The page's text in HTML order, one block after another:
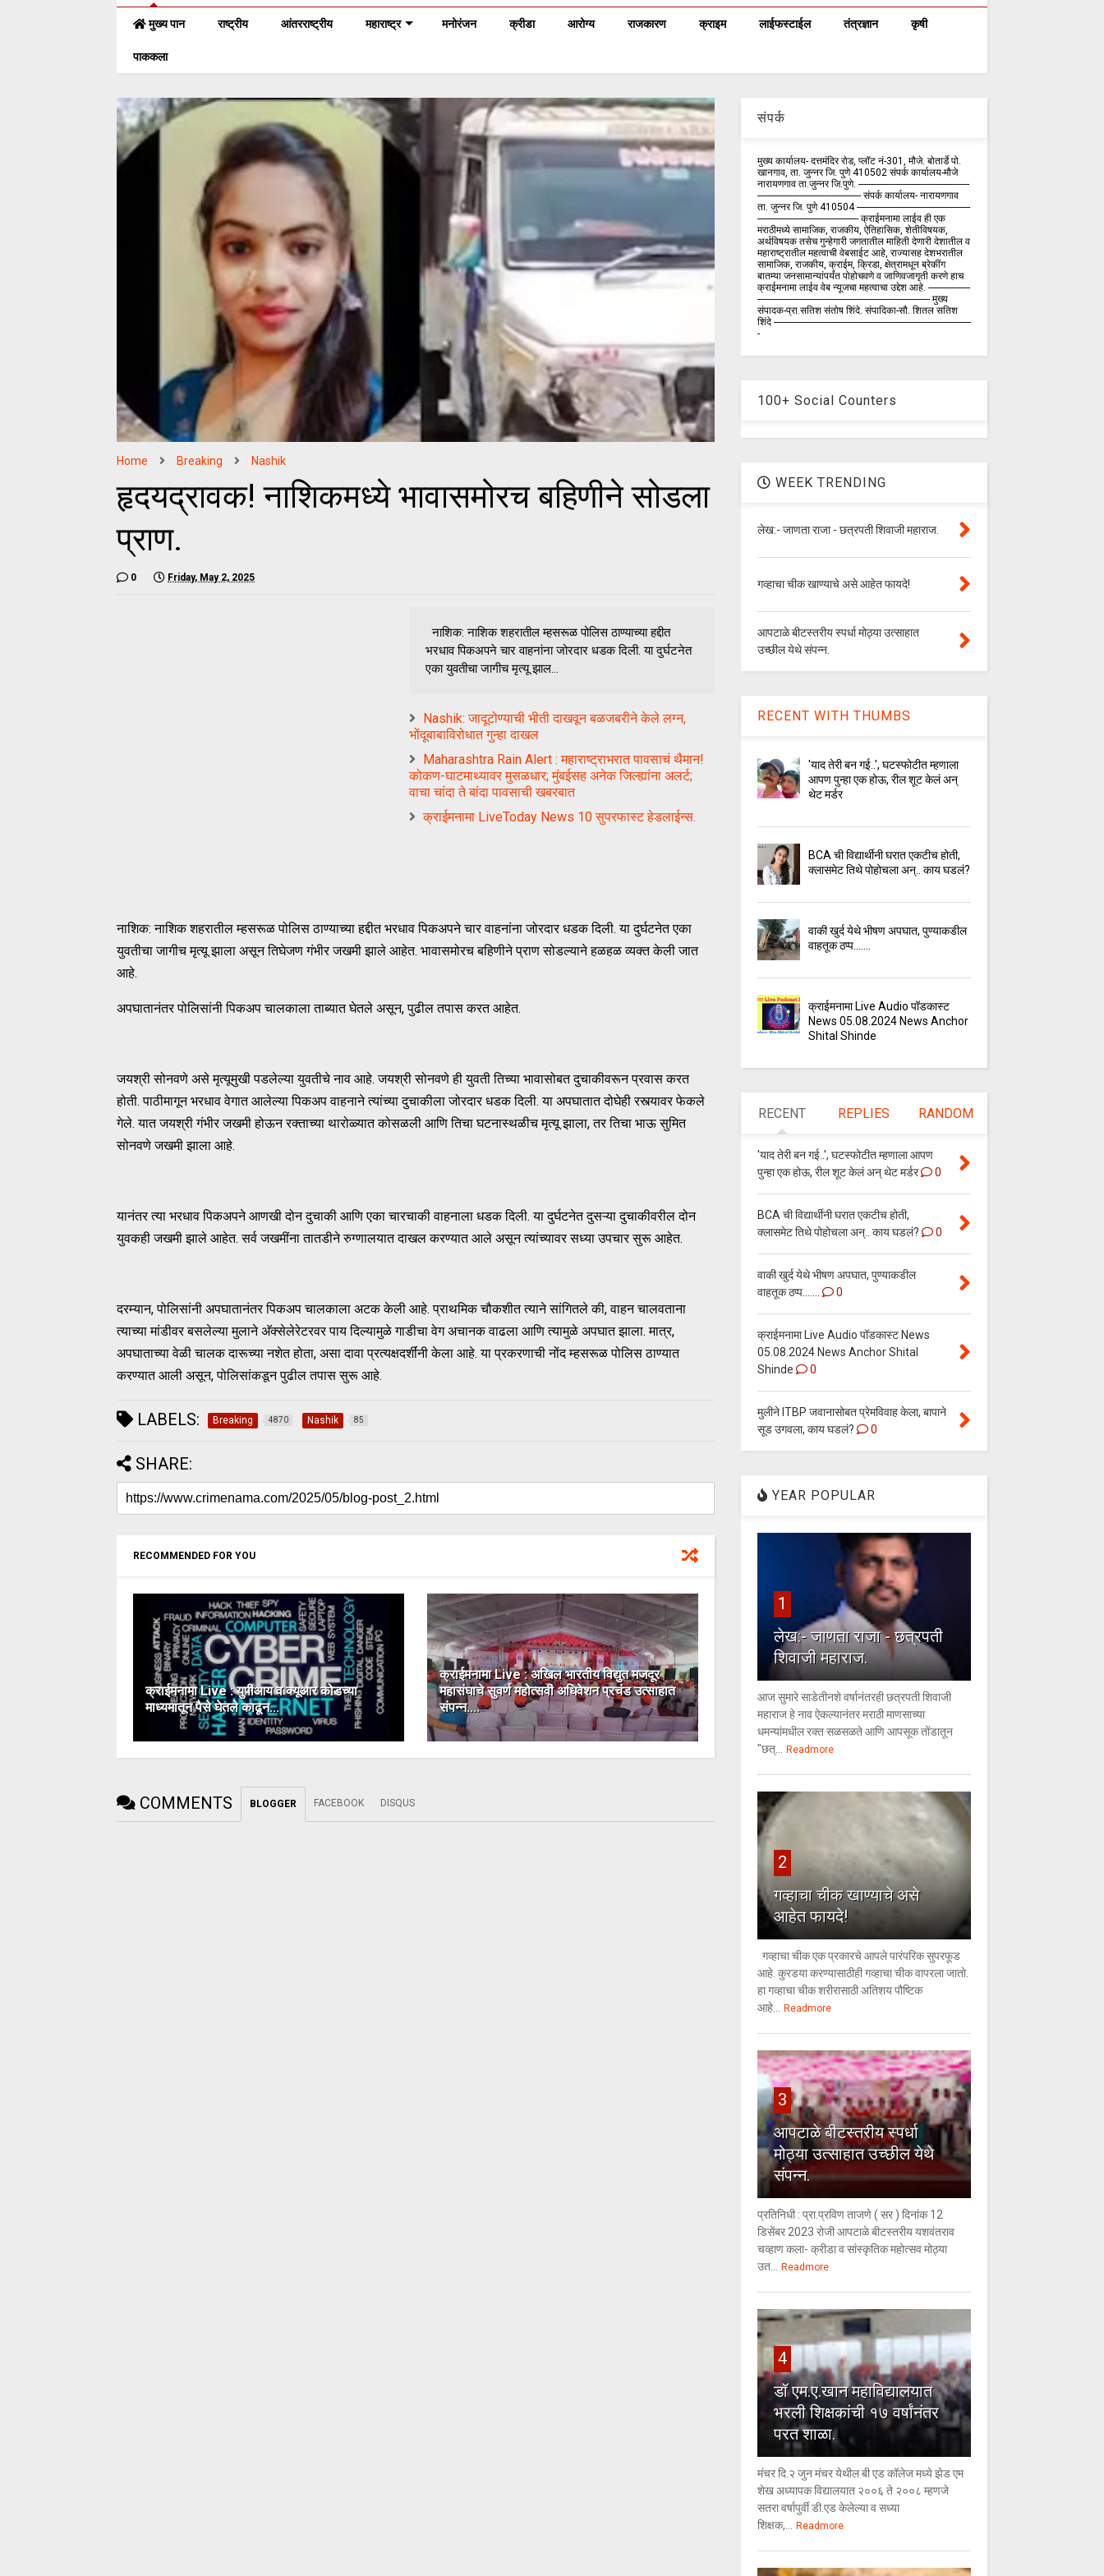
मुख्य पान राष्ट्रीय आंतरराष्ट्रीय महाराष्ट्र मनोरंजन क्रीडा आरोग्य राजकारण क्राइम लाईफस्टाईल तंत्रज्ञान कृषी
पाककला
Home Breaking Nashik
हृदयद्रावक! नाशिकमध्ये भावासमोरच बहिणीने सोडला
प्राण.
0 Friday, May 2, 2025
नाशिक: नाशिक शहरातील म्हसरूळ पोलिस ठाण्याच्या हद्दीत
भरधाव पिकअपने चार वाहनांना जोरदार धडक दिली. या दुर्घटनेत
एका युवतीचा जागीच मृत्यू झाल...
Nashik: जादूटोण्याची भीती दाखवून बळजबरीने केले लग्न,
भोंदूबाबाविरोधात गुन्हा दाखल
Maharashtra Rain Alert : महाराष्ट्राभरात पावसाचं थैमान!
कोकण-घाटमाथ्यावर मुसळधार; मुंबईसह अनेक जिल्ह्यांना अलर्ट;
वाचा चांदा ते बांदा पावसाची खबरबात
क्राईमनामा LiveToday News 10 सुपरफास्ट हेडलाईन्स.
नाशिक: नाशिक शहरातील म्हसरूळ पोलिस ठाण्याच्या हद्दीत भरधाव पिकअपने चार वाहनांना जोरदार धडक दिली. या दुर्घटनेत एका
युवतीचा जागीच मृत्यू झाला असून तिघेजण गंभीर जखमी झाले आहेत. भावासमोरच बहिणीने प्राण सोडल्याने हळहळ व्यक्त केली जात
आहे.
अपघातानंतर पोलिसांनी पिकअप चालकाला ताब्यात घेतले असून, पुढील तपास करत आहेत.
जयश्री सोनवणे असे मृत्यूमुखी पडलेल्या युवतीचे नाव आहे. जयश्री सोनवणे ही युवती तिच्या भावासोबत दुचाकीवरून प्रवास करत
होती. पाठीमागून भरधाव वेगात आलेल्या पिकअप वाहनाने त्यांच्या दुचाकीला जोरदार धडक दिली. या अपघातात दोघेही रस्त्यावर फेकले
गेले. यात जयश्री गंभीर जखमी होऊन रक्ताच्या थारोळ्यात कोसळली आणि तिचा घटनास्थळीच मृत्यू झाला, तर तिचा भाऊ सुमित
सोनवणे जखमी झाला आहे.
यानंतर त्या भरधाव पिकअपने आणखी दोन दुचाकी आणि एका चारचाकी वाहनाला धडक दिली. या दुर्घटनेत दुसऱ्या दुचाकीवरील दोन
युवकही जखमी झाले आहेत. सर्व जखमींना तातडीने रुग्णालयात दाखल करण्यात आले असून त्यांच्यावर सध्या उपचार सुरू आहेत.
दरम्यान, पोलिसांनी अपघातानंतर पिकअप चालकाला अटक केली आहे. प्राथमिक चौकशीत त्याने सांगितले की, वाहन चालवताना
त्याच्या मांडीवर बसलेल्या मुलाने अ‍ॅक्सेलेरेटरवर पाय दिल्यामुळे गाडीचा वेग अचानक वाढला आणि त्यामुळे अपघात झाला. मात्र,
अपघाताच्या वेळी चालक दारूच्या नशेत होता, असा दावा प्रत्यक्षदर्शींनी केला आहे. या प्रकरणाची नोंद म्हसरूळ पोलिस ठाण्यात
करण्यात आली असून, पोलिसांकडून पुढील तपास सुरू आहे.
LABELS: Breaking 4870 Nashik 85
SHARE:
RECOMMENDED FOR YOU
क्राईमनामा Live : युपीआय व क्यूआर कोडच्या
माध्यमातून पैसे घेतले काढून...
क्राईमनामा Live : अखिल भारतीय विद्युत मजदूर
महासंघाचे सुवर्ण महोत्सवी अधिवेशन प्रचंड उत्साहात
संपन्न....
COMMENTS BLOGGER FACEBOOK DISQUS
संपर्क
मुख्य कार्यालय- दत्तमंदिर रोड, प्लॉट नं-301, मौजे. बोतार्डे पो.
खानगाव, ता. जुन्नर जि. पुणे 410502 संपर्क कार्य‍ालय-मौजे
नारायणगाव ता.जुन्नर जि.पुणे. ---------------------------------------------
------------------------------------------ संपर्क कार्यालय- नारायणगाव
ता. जुन्नर जि. पुणे 410504 ----------------------------------------------
----------------------------------------- क्राईमनामा लाईव ही एक
मराठीमध्ये सामाजिक, राजकीय, ऐतिहासिक, शेतीविषयक,
अर्थविषयक तसेच गुन्हेगारी जगतातील माहिती देणारी देशातील व
महाराष्ट्रातील महत्वाची वेबसाईट आहे, राज्यासह देशभरातील
सामाजिक, राजकीय, क्राईम, क्रिडा, क्षेत्रामधून ब्रेकींग
बातम्या जनसामान्यांपर्यंत पोहोचवणे व जाणिवजागृती करणे हाच
क्राईमनामा लाईव वेब न्यूजचा महत्वाचा उद्देश आहे. -----------------
---------------------------------------------------------------------- मुख्य
संपादक-प्रा.सतिश संतोष शिंदे. संपादिका-सौ. शितल सतिश
शिंदे --------------------------------------------------------------------------------
-
100+ Social Counters
WEEK TRENDING
लेख:- जाणता राजा - छत्रपती शिवाजी महाराज.
गव्हाचा चीक खाण्याचे असे आहेत फायदे!
आपटाळे बीटस्तरीय स्पर्धा मोठ्या उत्साहात
उच्छील येथे संपन्न.
RECENT WITH THUMBS
'याद तेरी बन गई..', घटस्फोटीत म्हणाला
आपण पुन्हा एक होऊ, रील शूट केलं अन्
थेट मर्डर
BCA ची विद्यार्थीनी घरात एकटीच होती,
क्लासमेट तिथे पोहोचला अन्.. काय घडलं?
वाकी खुर्द येथे भीषण अपघात, पुण्याकडील
वाहतूक ठप्प.......
क्राईमनामा Live Audio पॉडकास्ट
News 05.08.2024 News Anchor
Shital Shinde
RECENT REPLIES RANDOM
'याद तेरी बन गई..', घटस्फोटीत म्हणाला आपण
पुन्हा एक होऊ, रील शूट केलं अन् थेट मर्डर
0
BCA ची विद्यार्थीनी घरात एकटीच होती,
क्लासमेट तिथे पोहोचला अन्.. काय घडलं?
0
वाकी खुर्द येथे भीषण अपघात, पुण्याकडील
वाहतूक ठप्प.......
0
क्राईमनामा Live Audio पॉडकास्ट News
05.08.2024 News Anchor Shital
Shinde
0
मुलीने ITBP जवानासोबत प्रेमविवाह केला, बापाने
सूड उगवला, काय घडलं?
0
YEAR POPULAR
1
लेख:- जाणता राजा - छत्रपती
शिवाजी महाराज.
आज सुमारे साडेतीनशे वर्षानंतरही छत्रपती शिवाजी
महाराज हे नाव ऐकल्यानंतर मराठी माणसाच्या
धमन्यांमधील रक्त सळसळते आणि आपसूक तोंडातून
"छत्... Readmore
2
गव्हाचा चीक खाण्याचे असे
आहेत फायदे!
गव्हाचा चीक एक प्रकारचे आपले पारंपरिक सुपरफूड
आहे. कुरडया करण्यासाठीही गव्हाचा चीक वापरला जातो.
हा गव्हाचा चीक शरीरासाठी अतिशय पौष्टिक
आहे... Readmore
3
आपटाळे बीटस्तरीय स्पर्धा
मोठ्या उत्साहात उच्छील येथे
संपन्न.
प्रतिनिधी : प्रा.प्रविण ताजणे ( सर ) दिनांक 12
डिसेंबर 2023 रोजी आपटाळे बीटस्तरीय यशवंतराव
चव्हाण कला- क्रीडा व सांस्कृतिक महोत्सव मोठ्या
उत... Readmore
4
डॉ एम.ए.खान महाविद्यालयात
भरली शिक्षकांची १७ वर्षांनंतर
परत शाळा.
मंचर दि.२ जुन मंचर येथील बी एड कॉलेज मध्ये झेड एम
शेख अध्यापक विद्यालयात २००६ ते २००८ म्हणजे
सतरा वर्षापुर्वी डी.एड केलेल्या व सध्या
शिक्षक,... Readmore